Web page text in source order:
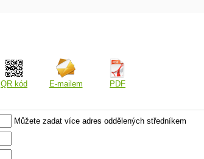
QR kód E-mailem PDF
Můžete zadat více adres oddělených středníkem